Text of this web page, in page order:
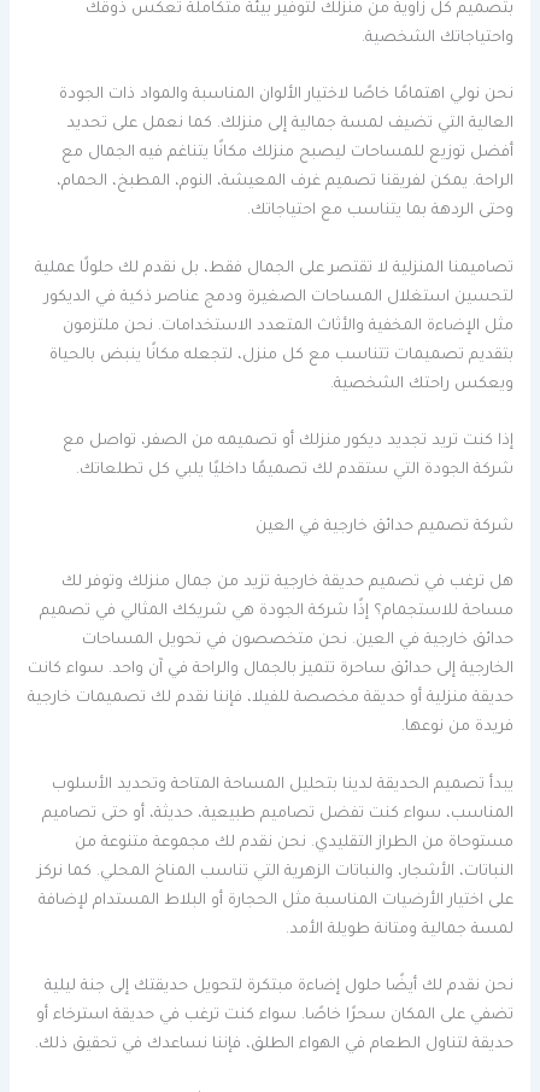
بتصميم كل زاوية من منزلك لتوفير بيئة متكاملة تعكس ذوقك
واحتياجاتك الشخصية.
نحن نولي اهتمامًا خاصًا لاختيار الألوان المناسبة والمواد ذات الجودة
العالية التي تضيف لمسة جمالية إلى منزلك. كما نعمل على تحديد
أفضل توزيع للمساحات ليصبح منزلك مكانًا يتناغم فيه الجمال مع
الراحة. يمكن لفريقنا تصميم غرف المعيشة، النوم، المطبخ، الحمام،
وحتى الردهة بما يتناسب مع احتياجاتك.
تصاميمنا المنزلية لا تقتصر على الجمال فقط، بل نقدم لك حلولًا عملية
لتحسين استغلال المساحات الصغيرة ودمج عناصر ذكية في الديكور
مثل الإضاءة المخفية والأثاث المتعدد الاستخدامات. نحن ملتزمون
بتقديم تصميمات تتناسب مع كل منزل، لتجعله مكانًا ينبض بالحياة
ويعكس راحتك الشخصية.
إذا كنت تريد تجديد ديكور منزلك أو تصميمه من الصفر، تواصل مع
شركة الجودة التي ستقدم لك تصميمًا داخليًا يلبي كل تطلعاتك.
شركة تصميم حدائق خارجية في العين
هل ترغب في تصميم حديقة خارجية تزيد من جمال منزلك وتوفر لك
مساحة للاستجمام؟ إذًا شركة الجودة هي شريكك المثالي في تصميم
حدائق خارجية في العين. نحن متخصصون في تحويل المساحات
الخارجية إلى حدائق ساحرة تتميز بالجمال والراحة في آن واحد. سواء كانت
حديقة منزلية أو حديقة مخصصة للفيلا، فإننا نقدم لك تصميمات خارجية
فريدة من نوعها.
يبدأ تصميم الحديقة لدينا بتحليل المساحة المتاحة وتحديد الأسلوب
المناسب، سواء كنت تفضل تصاميم طبيعية، حديثة، أو حتى تصاميم
مستوحاة من الطراز التقليدي. نحن نقدم لك مجموعة متنوعة من
النباتات، الأشجار، والنباتات الزهرية التي تناسب المناخ المحلي. كما نركز
على اختيار الأرضيات المناسبة مثل الحجارة أو البلاط المستدام لإضافة
لمسة جمالية ومتانة طويلة الأمد.
نحن نقدم لك أيضًا حلول إضاءة مبتكرة لتحويل حديقتك إلى جنة ليلية
تضفي على المكان سحرًا خاصًا. سواء كنت ترغب في حديقة استرخاء أو
حديقة لتناول الطعام في الهواء الطلق، فإننا نساعدك في تحقيق ذلك.